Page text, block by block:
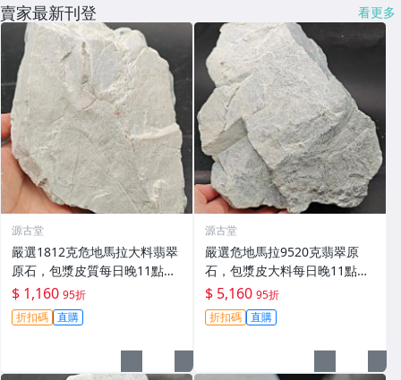
賣家最新刊登 看更多
源古堂
嚴選1812克危地馬拉大料翡翠
原石，包漿皮質每日晚11點截
拍。 危地馬拉 翡翠原石 大料
$ 1,160 95折
折扣碼 直購
源古堂
嚴選危地馬拉9520克翡翠原
石，包漿皮大料每日晚11點拍
賣截標，真實成交保證！翡翠
原石 拍賣 9520克
$ 5,160 95折
折扣碼 直購